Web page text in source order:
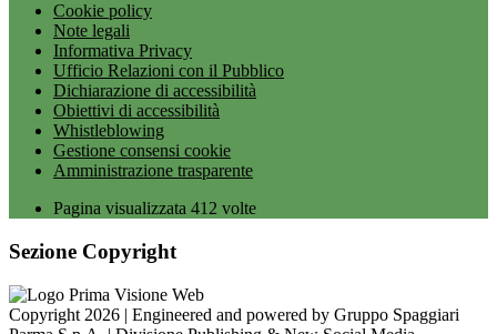
Cookie policy
Note legali
Informativa Privacy
Ufficio Relazioni con il Pubblico
Dichiarazione di accessibilità
Obiettivi di accessibilità
Whistleblowing
Gestione consensi cookie
Amministrazione trasparente
Pagina visualizzata 412 volte
Sezione Copyright
Copyright 2026 | Engineered and powered by Gruppo Spaggiari